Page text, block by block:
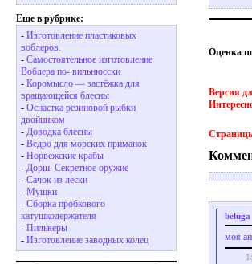
Еще в рубрике:
- Изготовление пластиковых
воблеров.
- Самостоятельное изготовление
Воблера по- вильнюсски
- Коромысло — застёжка для
вращающейся блесны
- Оснастка резиновой рыбки
двойником
- Доводка блесны
- Ведро для морских приманок
- Норвежские крабы
- Дорш. Секретное оружие
- Сачок из лески
- Мушки
- Сборка пробкового
катушкодержателя
- Пилькеры
- Изготовление заводных колец
Оценка
Версия
beluga
моя